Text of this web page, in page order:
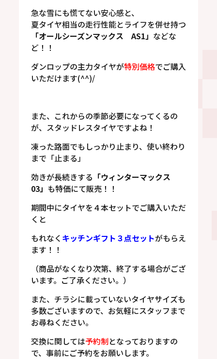
急な雪にも慌てない安心感と、
夏タイヤ相当の走行性能とライフを併せ持つ
「オールシーズンマックス AS1」 などな
ど！！
ダンロップの主力タイヤが特別価格でご購入
いただけます(^^)/
また、これからの季節必要になってくるの
が、スタッドレスタイヤですよね！
凍った路面でもしっかり止まり、使い終わり
まで「止まる」
効きが長続きする 「ウィンターマックス
03」 も特価にて販売！！
期間中にタイヤを４本セットでご購入いただ
くと
もれなく キッチンギフト３点セットがもらえ
ます！！
（商品がなくなり次第、終了する場合がござ
います。ご了承ください。）
また、チラシに載っていないタイヤサイズも
多数ございますので、お気軽にスタッフまで
お尋ねください。
交換に関しては予約制となっておりますの
で、事前にご予約をお願いします。